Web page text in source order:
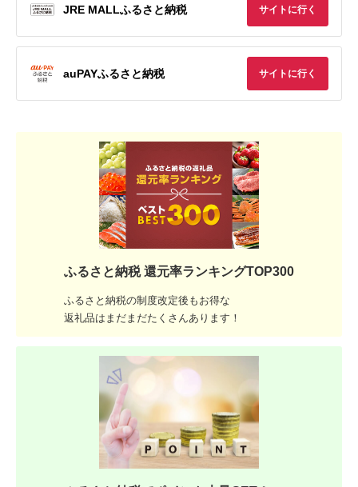
JRE MALLふるさと納税 サイトに行く
auPAYふるさと納税 サイトに行く
ふるさと納税 還元率ランキングTOP300
ふるさと納税の制度改定後もお得な
返礼品はまだまだたくさんあります！